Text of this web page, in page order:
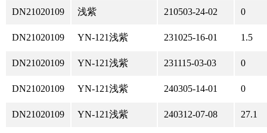
DN21020109 浅紫 210503-24-02 0
DN21020109 YN-121浅紫 231025-16-01 1.5
DN21020109 YN-121浅紫 231115-03-03 0
DN21020109 YN-121浅紫 240305-14-01 0
DN21020109 YN-121浅紫 240312-07-08 27.1